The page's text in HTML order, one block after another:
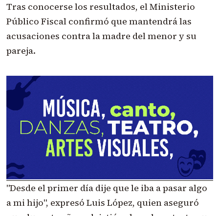
Tras conocerse los resultados, el Ministerio
Público Fiscal confirmó que mantendrá las
acusaciones contra la madre del menor y su
pareja.
"Desde el primer día dije que le iba a pasar algo
a mi hijo", expresó Luis López, quien aseguró